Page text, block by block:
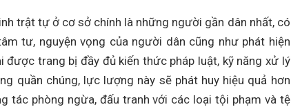
trật tự ở cơ sở chính là những người gần dân nhất, có
tư, nguyện vọng của người dân cũng như phát hiện
trang bị đầy đủ kiến thức pháp luật, kỹ năng xử lý
quần chúng, lực lượng này sẽ phát huy hiệu quả hơn
tác phòng ngừa, đấu tranh với các loại tội phạm và tệ